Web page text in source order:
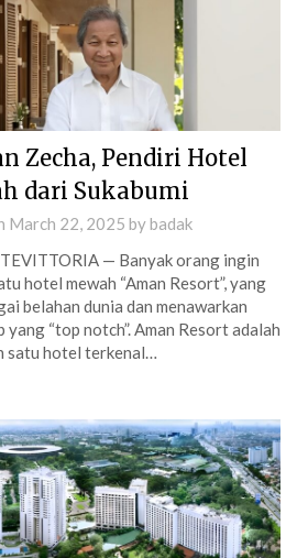
Zecha, Pendiri Hotel
dari Sukabumi
March 22, 2025 bybadak
— Banyak orang ingin
hotel mewah “Aman Resort”, yang
belahan dunia dan menawarkan
yang “top notch”. Aman Resort adalah
satu hotel terkenal…